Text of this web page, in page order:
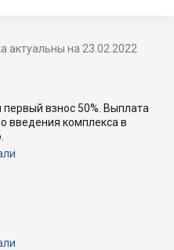
актуальны на 23.02.2022
взнос 50%. Выплата
введения комплекса в